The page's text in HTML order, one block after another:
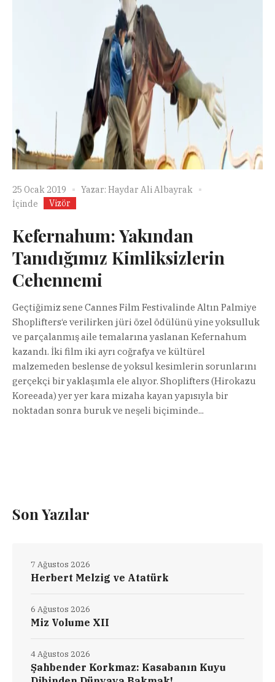
25 Ocak 2019 Yazar: Haydar Ali Albayrak
İçinde
Vizör
Kefernahum: Yakından
Tanıdığımız Kimliksizlerin
Cehennemi
Geçtiğimiz sene Cannes Film Festivalinde Altın Palmiye
Shoplifters‘e verilirken jüri özel ödülünü yine yoksulluk
ve parçalanmış aile temalarına yaslanan Kefernahum
kazandı. İki film iki ayrı coğrafya ve kültürel
malzemeden beslense de yoksul kesimlerin sorunlarını
gerçekçi bir yaklaşımla ele alıyor. Shoplifters (Hirokazu
Koreeada) yer yer kara mizaha kayan yapısıyla bir
noktadan sonra buruk ve neşeli biçiminde...
Son Yazılar
Herbert Melzig ve Atatürk
7 Ağustos 2026
Miz Volume XII
6 Ağustos 2026
Şahbender Korkmaz: Kasabanın Kuyu
4 Ağustos 2026